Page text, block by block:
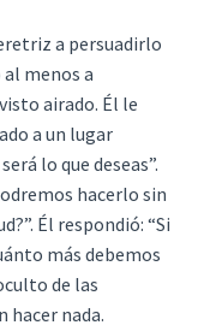
a persuadirlo
menos a
airado. Él le
a un lugar
lo que deseas”.
hacerlo sin
Él respondió: “Si
más debemos
de las
hacer nada.